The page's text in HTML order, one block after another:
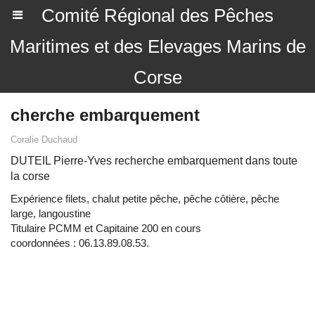
Comité Régional des Pêches
Maritimes et des Elevages Marins de
Corse
cherche embarquement
Coralie Duchaud
DUTEIL Pierre-Yves recherche embarquement dans toute
la corse
Expérience filets, chalut petite pêche, pêche côtière, pêche
large, langoustine
Titulaire PCMM et Capitaine 200 en cours
coordonnées : 06.13.89.08.53.